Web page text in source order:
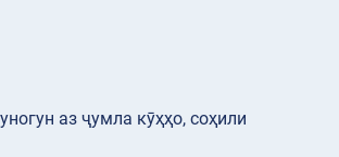
аз ҷумла кӯҳҳо, соҳили